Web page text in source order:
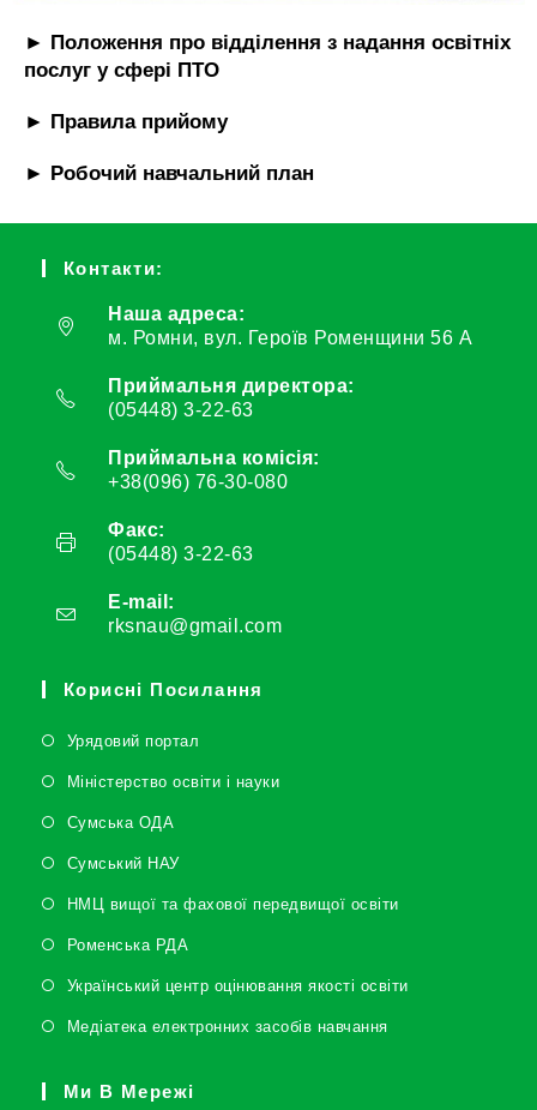
► Положення про відділення з надання освітніх
послуг у сфері ПТО
► Правила прийому
► Робочий навчальний план
Контакти:
Наша адреса:
м. Ромни, вул. Героїв Роменщини 56 А
Приймальня директора:
(05448) 3-22-63
Приймальна комісія:
+38(096) 76-30-080
Факс:
(05448) 3-22-63
E-mail:
rksnau@gmail.com
Корисні Посилання
Урядовий портал
Міністерство освіти і науки
Сумська ОДА
Сумський НАУ
НМЦ вищої та фахової передвищої освіти
Роменська РДА
Український центр оцінювання якості освіти
Медіатека електронних засобів навчання
Ми В Мережі